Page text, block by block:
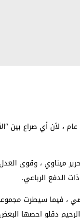
، لأن أي صراع بين
حركة تحرير ميناوي ،
الدفع الرباعي.
، فيما سيطرت
الرحيم دقلو احصها